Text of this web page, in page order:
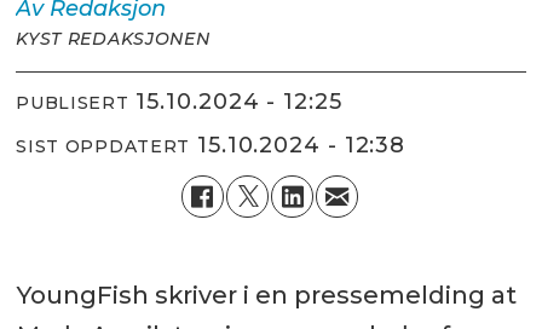
Av Redaksjon
KYST REDAKSJONEN
PUBLISERT 15.10.2024 - 12:25
SIST OPPDATERT 15.10.2024 - 12:38
YoungFish skriver i en pressemelding at